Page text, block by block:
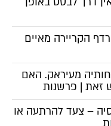
הקריירה מאיים
מעיראק. האם
זאת | פרשנות
– צעד להרתעה או